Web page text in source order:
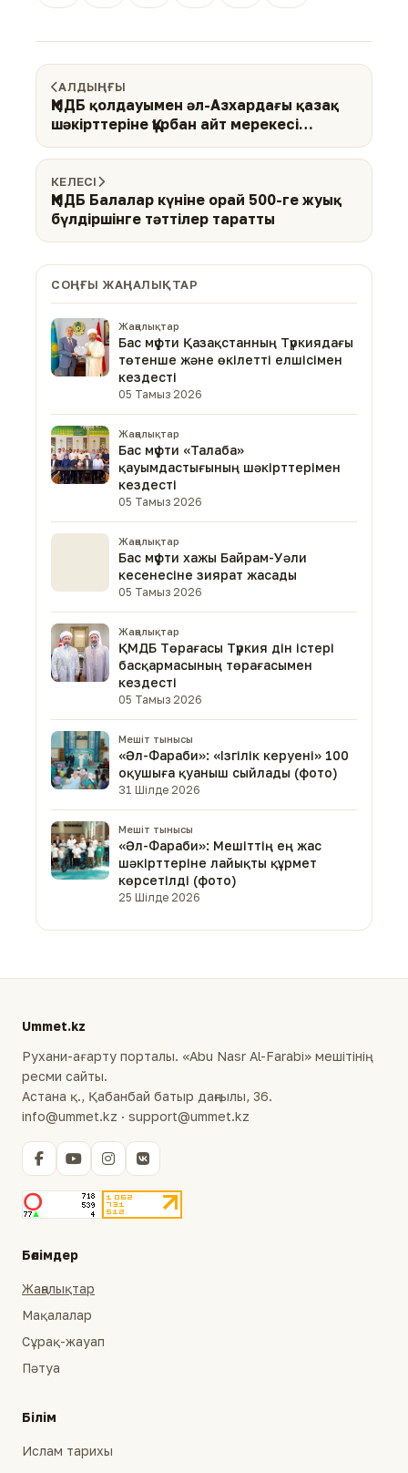
АЛДЫҢҒЫ
ҚМДБ қолдауымен әл-Азхардағы қазақ
шәкірттеріне Құрбан айт мерекесі
ұйымдастырылды
КЕЛЕСІ
ҚМДБ Балалар күніне орай 500-ге жуық
бүлдіршінге тәттілер таратты
СОҢҒЫ ЖАҢАЛЫҚТАР
Жаңалықтар
Бас мүфти Қазақстанның Түркиядағы
төтенше және өкілетті елшісімен
кездесті
05 Тамыз 2026
Жаңалықтар
Бас мүфти «Талаба»
қауымдастығының шәкірттерімен
кездесті
05 Тамыз 2026
Жаңалықтар
Бас мүфти хажы Байрам-Уәли
кесенесіне зиярат жасады
05 Тамыз 2026
Жаңалықтар
ҚМДБ Төрағасы Түркия дін істері
басқармасының төрағасымен
кездесті
05 Тамыз 2026
Мешіт тынысы
«Әл-Фараби»: «Ізгілік керуені» 100
оқушыға қуаныш сыйлады (фото)
31 Шілде 2026
Мешіт тынысы
«Әл-Фараби»: Мешіттің ең жас
шәкірттеріне лайықты құрмет
көрсетілді (фото)
25 Шілде 2026
Ummet.kz
Рухани-ағарту порталы. «Abu Nasr Al-Farabi» мешітінің
ресми сайты.
Астана қ., Қабанбай батыр даңғылы, 36.
info@ummet.kz · support@ummet.kz
Бөлімдер
Жаңалықтар
Мақалалар
Сұрақ-жауап
Пәтуа
Білім
Ислам тарихы